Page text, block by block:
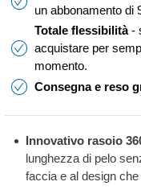
un abbonamento di
Totale flessibilità-
acquistare per
momento.
Consegna e reso
Innovativo rasoio
lunghezza di pelo
faccia e al design